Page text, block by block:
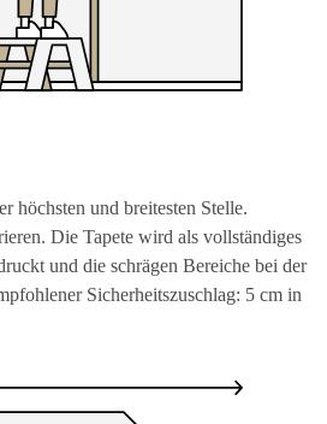
höchsten und breitesten Stelle.
Die Tapete wird als vollständiges
und die schrägen Bereiche bei der
Sicherheitszuschlag: 5 cm in